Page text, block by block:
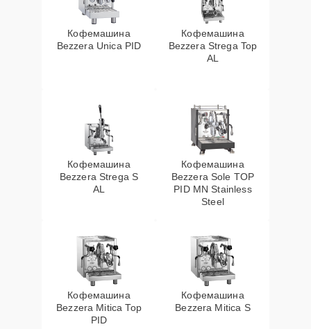
Кофемашина
Bezzera Unica PID
Кофемашина
Bezzera Strega Top
AL
Кофемашина
Bezzera Strega S
AL
Кофемашина
Bezzera Sole TOP
PID MN Stainless
Steel
Кофемашина
Bezzera Mitica Top
PID
Кофемашина
Bezzera Mitica S